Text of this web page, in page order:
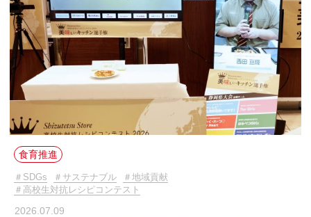
食育推進
SDGs サステナブル
地域貢献
高校生対抗レシピコンテスト
2026.07.09